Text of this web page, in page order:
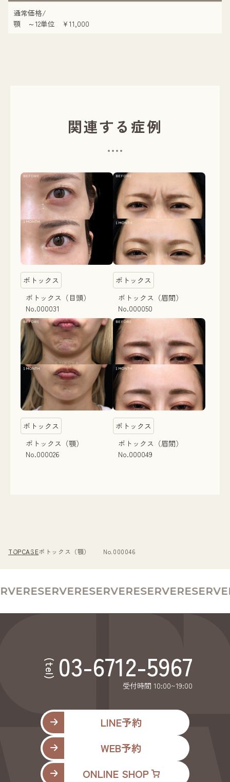
通常価格/
顎 ～12単位 ¥11,000
関連する症例
ボトックス
ボトックス（目頭）
No.000031
ボトックス
ボトックス（眉間）
No.000050
ボトックス
ボトックス（顎）
No.000026
ボトックス
ボトックス（眉間）
No.000049
TOPCASEボトックス（顎） No.000046
RESERVERESERVERESERVERESERVE
(tel) 03-6712-5967
受付時間 10:00~19:00
LINE予約
WEB予約
ONLINE SHOP